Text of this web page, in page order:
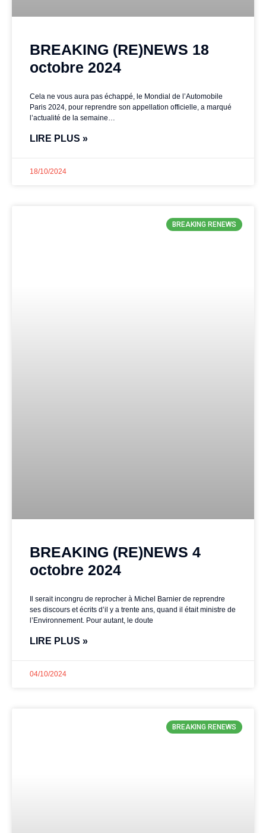
BREAKING (RE)NEWS 18
octobre 2024
Cela ne vous aura pas échappé, le Mondial de l’Automobile
Paris 2024, pour reprendre son appellation officielle, a marqué
l’actualité de la semaine…
LIRE PLUS »
18/10/2024
BREAKING RENEWS
BREAKING (RE)NEWS 4
octobre 2024
Il serait incongru de reprocher à Michel Barnier de reprendre
ses discours et écrits d’il y a trente ans, quand il était ministre de
l’Environnement. Pour autant, le doute
LIRE PLUS »
04/10/2024
BREAKING RENEWS